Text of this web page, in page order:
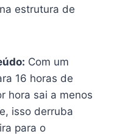
estrutura de
Com um
16 horas de
hora sai a menos
isso derruba
para o